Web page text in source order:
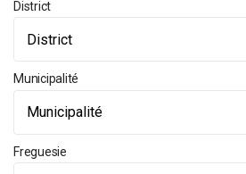
District
Municipalité
Freguesie